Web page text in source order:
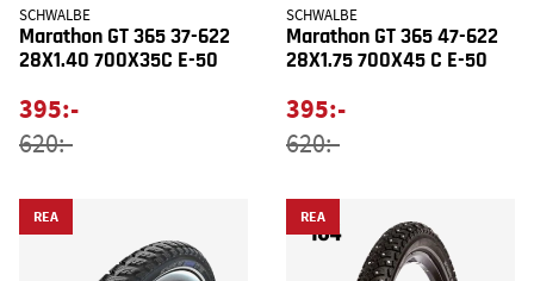
SCHWALBE
Marathon GT 365 37-622
28X1.40 700X35C E-50
395:-
620:-
SCHWALBE
Marathon GT 365 47-622
28X1.75 700X45 C E-50
395:-
620:-
REA REA